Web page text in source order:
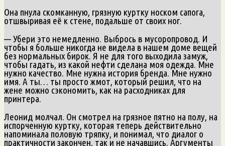
Она пнула скомканную, грязную куртку носком сапога,
отшвыривая её к стене, подальше от своих ног.
— Убери это немедленно. Выбрось в мусоропровод. И
чтобы я больше никогда не видела в нашем доме вещей
без нормальных бирок. Я не для того выходила замуж,
чтобы гадать, из какой нефти сделана моя одежда. Мне
нужно качество. Мне нужна история бренда. Мне нужно
имя. А ты… ты просто жмот, который решил, что на
жене можно сэкономить, как на расходниках для
принтера.
Леонид молчал. Он смотрел на грязное пятно на полу, на
испорченную куртку, которая теперь действительно
напоминала половую тряпку, и понимал, что диалог о
практичности закончен, так и не начавшись. Аргументы